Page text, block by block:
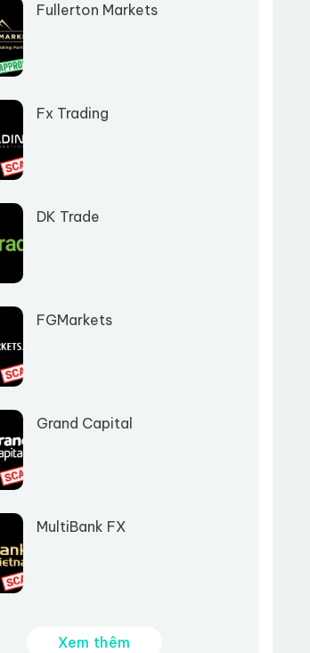
Fullerton Markets
Fx Trading
DK Trade
FGMarkets
Grand Capital
MultiBank FX
Xem thêm